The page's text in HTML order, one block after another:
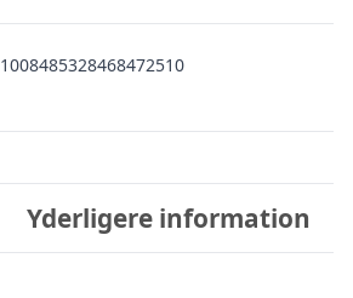
1008485328468472510
Yderligere information